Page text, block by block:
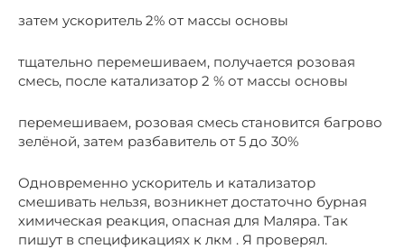
затем ускоритель 2% от массы основы
тщательно перемешиваем, получается розовая
смесь, после катализатор 2 % от массы основы
перемешиваем, розовая смесь становится багрово
зелёной, затем разбавитель от 5 до 30%
Одновременно ускоритель и катализатор
смешивать нельзя, возникнет достаточно бурная
химическая реакция, опасная для Маляра. Так
пишут в спецификациях к лкм . Я проверял.